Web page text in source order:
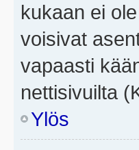
kukaan ei
voisivat
vapaasti
nettisivuilta
Ylös